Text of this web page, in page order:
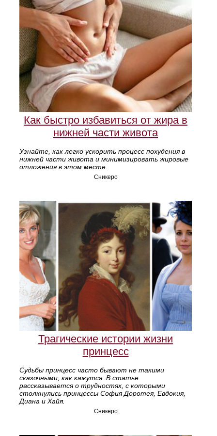
Как быстро избавиться от жира в
нижней части живота
Узнайте, как легко ускорить процесс похудения в
нижней части живота и минимизировать жировые
отложения в этом месте.
Сникеро
Трагические истории жизни
принцесс
Судьбы принцесс часто бывают не такими
сказочными, как кажутся. В статье
рассказывается о трудностях, с которыми
столкнулись принцессы София Доротея, Евдокия,
Диана и Хайя.
Сникеро